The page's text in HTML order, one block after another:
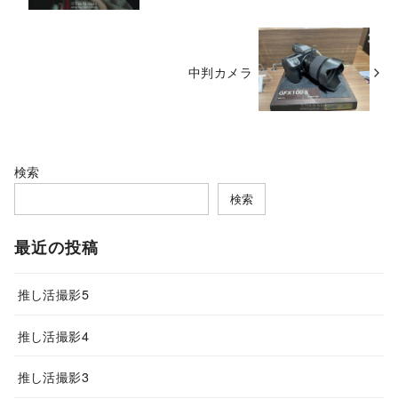
中判カメラ
検索
検索
最近の投稿
推し活撮影5
推し活撮影4
推し活撮影3